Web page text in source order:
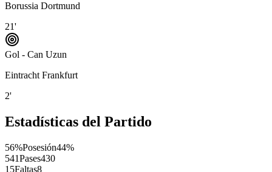
Borussia Dortmund
21'
Gol - Can Uzun
Eintracht Frankfurt
2'
Estadísticas del Partido
56%Posesión44%
541Pases430
15Faltas8